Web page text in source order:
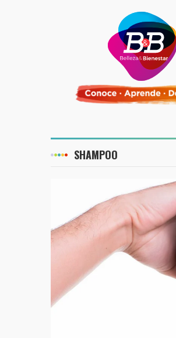
SHAMPOO